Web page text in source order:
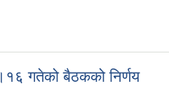
गतेको बैठकको निर्णय